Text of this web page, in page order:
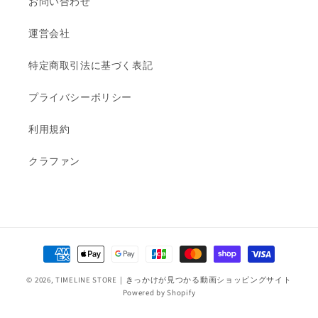
運営会社
特定商取引法に基づく表記
プライバシーポリシー
利用規約
クラファン
決
済
方
© 2026,TIMELINE STORE｜きっかけが見つかる動画ショッピングサイト
Powered by Shopify